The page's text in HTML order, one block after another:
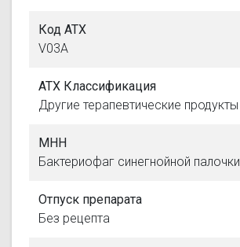
Код АТХ
V03A
АТХ Классификация
Другие терапевтические продукты
МНН
Бактериофаг синегнойной палочки
Отпуск препарата
Без рецепта